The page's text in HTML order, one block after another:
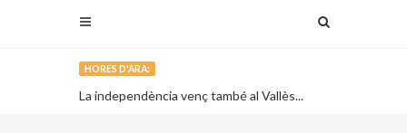
HORES D'ARA:
La independència venç també al Vallès...